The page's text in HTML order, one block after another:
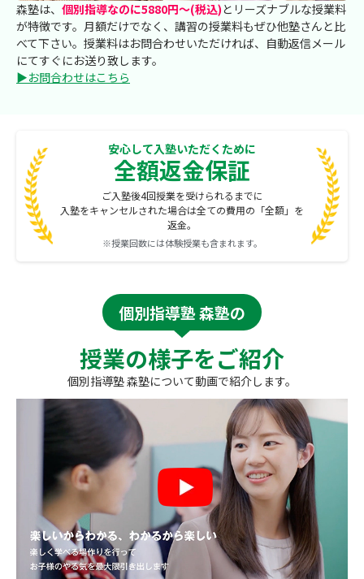
森塾は、 個別指導なのに5880円～(税込)とリーズナブルな授業料
が特徴です。月額だけでなく、講習の授業料もぜひ他塾さんと比
べて下さい。授業料はお問合わせいただければ、自動返信メール
にてすぐにお送り致します。
▶お問合わせはこちら
安心して入塾いただくために
全額返金保証
ご入塾後4回授業を受けられるまでに
入塾をキャンセルされた場合は全ての費用の「全額」を
返金。
※授業回数には体験授業も含まれます。
個別指導塾 森塾の
授業の様子をご紹介
個別指導塾 森塾について動画で紹介します。